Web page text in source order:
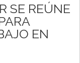
SE REÚNE
EN